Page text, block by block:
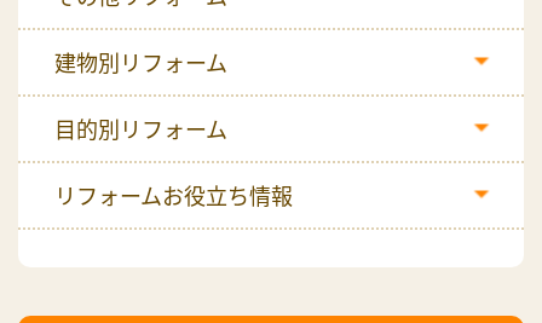
建物別リフォーム
目的別リフォーム
リフォームお役立ち情報